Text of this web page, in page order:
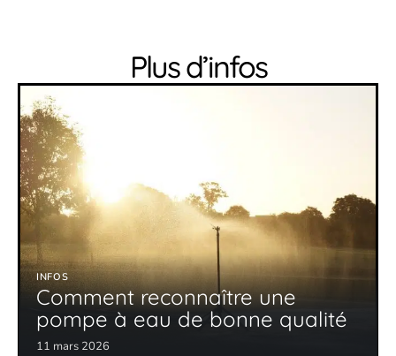
Plus d’infos
INFOS
Comment reconnaître une
pompe à eau de bonne qualité
11 mars 2026